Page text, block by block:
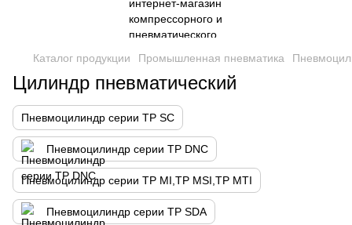
Каталог продукции Промышленная пневматика
Цилиндр пневматический
Пневмоцилиндр серии TP SC
Пневмоцилиндр серии TP DNC
Пневмоцилиндр серии TP MI,TP MSI,TP MTI
Пневмоцилиндр серии TP SDA